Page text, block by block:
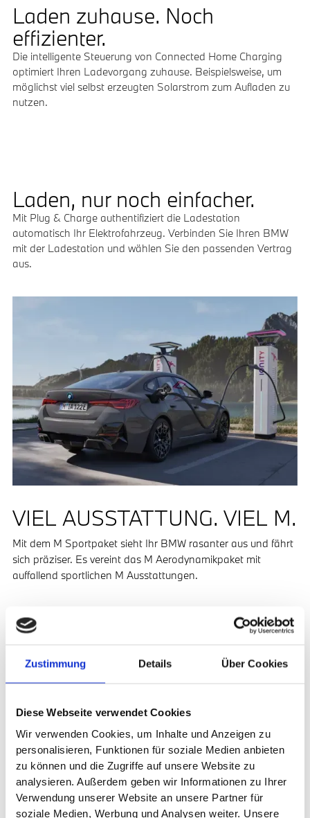
Zustimmung Details Über Cookies
Diese Webseite verwendet Cookies
Wir verwenden Cookies, um Inhalte und Anzeigen zu
personalisieren, Funktionen für soziale Medien anbieten
zu können und die Zugriffe auf unsere Website zu
analysieren. Außerdem geben wir Informationen zu Ihrer
Verwendung unserer Website an unsere Partner für
soziale Medien, Werbung und Analysen weiter. Unsere
Laden zuhause. Noch
effizienter.
Die intelligente Steuerung von Connected Home Charging
optimiert Ihren Ladevorgang zuhause. Beispielsweise, um
möglichst viel selbst erzeugten Solarstrom zum Aufladen zu
nutzen.
Laden, nur noch einfacher.
Mit Plug & Charge authentifiziert die Ladestation
automatisch Ihr Elektrofahrzeug. Verbinden Sie Ihren BMW
mit der Ladestation und wählen Sie den passenden Vertrag
aus.
VIEL AUSSTATTUNG. VIEL M.
Mit dem M Sportpaket sieht Ihr BMW rasanter aus und fährt
sich präziser. Es vereint das M Aerodynamikpaket mit
auffallend sportlichen M Ausstattungen.
Mehr Sicht, Sichtbarkeit und Sicherheit.